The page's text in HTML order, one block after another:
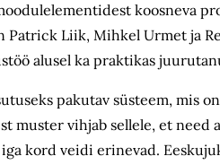
koosneva
Liik, Mihkel Urmet ja
alusel ka praktikas
pakutav süsteem, mis
muster vihjab sellele, et
kord veidi erinevad.